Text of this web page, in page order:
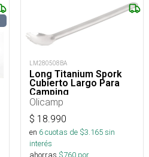
LM280508BA
Long Titanium Spork
Cubierto Largo Para
Camping
Olicamp
$ 18.990
en 6cuotas de $3.165sin
interés